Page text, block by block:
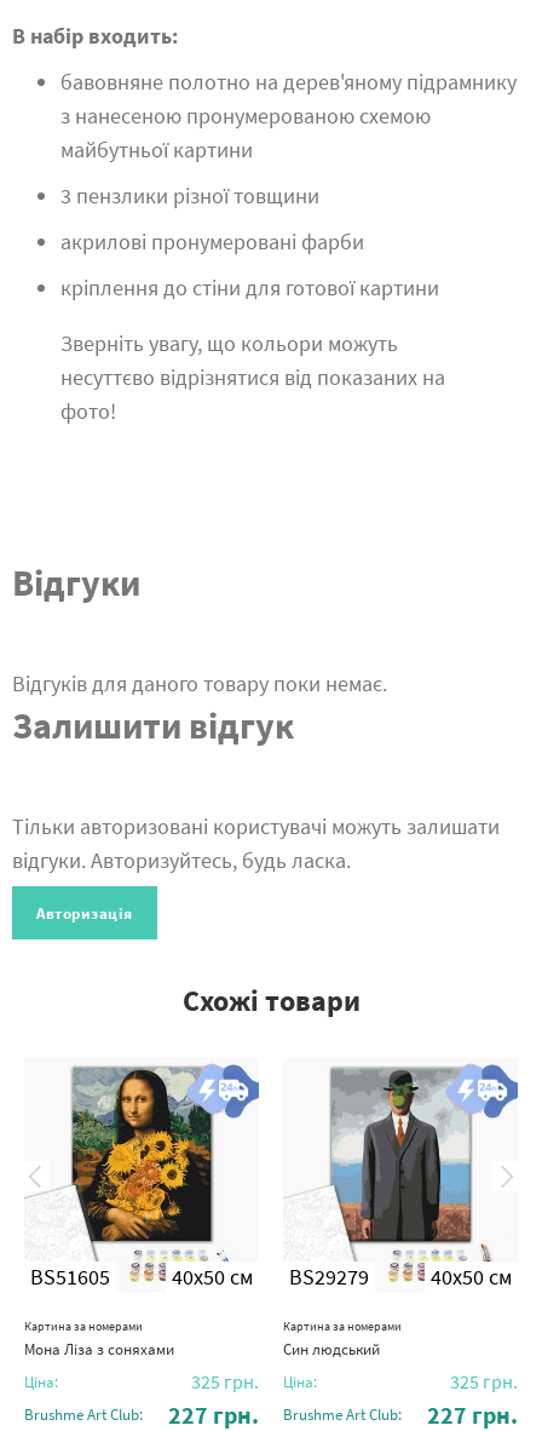
В набір входить:
бавовняне полотно на дерев'яному підрамнику
з нанесеною пронумерованою схемою
майбутньої картини
3 пензлики різної товщини
акрилові пронумеровані фарби
кріплення до стіни для готової картини
Зверніть увагу, що кольори можуть
несуттєво відрізнятися від показаних на
фото!
Відгуки
Відгуків для даного товару поки немає.
Залишити відгук
Тільки авторизовані користувачі можуть залишати
відгуки. Авторизуйтесь, будь ласка.
Авторизація
Схожі товари
BS51605 40x50 см
Картина за номерами
Мона Ліза з соняхами
Ціна: 325 грн.
Brushme Art Club: 227 грн.
BS29279 40x50 см
Картина за номерами
Син людський
Ціна: 325 грн.
Brushme Art Club: 227 грн.